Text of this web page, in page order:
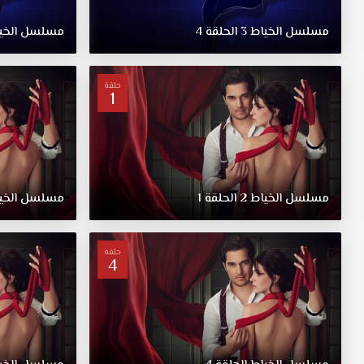
خياط
مشهور
خياطة
فستان
زفاف
خطيبة
أصدقائه
مسلسل
الخياط
مترجم
الحلقة
عشق
تتسرب
القاتمة
مسلسل الخياط3الحلقة 4 مسلسل
حلقة
1
مسلسلالخياط2الحلقة 1 مسلسل
حلقة
4